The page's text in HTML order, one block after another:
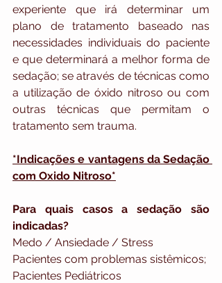
experiente que irá determinar um
plano de tratamento baseado nas
necessidades individuais do paciente
e que determinará a melhor forma de
sedação; se através de técnicas como
a utilização de óxido nitroso ou com
outras técnicas que permitam o
tratamento sem trauma.
*Indicações e vantagens da Sedação
com Oxido Nitroso*
Para quais casos a sedação são
indicadas?
Medo / Ansiedade / Stress
Pacientes com problemas sistêmicos;
Pacientes Pediátricos